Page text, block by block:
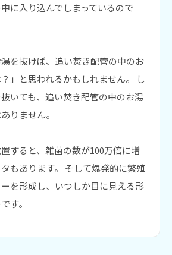
に入り込んでしまっているので
湯を抜けば、追い焚き配管の中のお
」と思われるかもしれません。 し
いても、追い焚き配管の中のお湯
りません。
すると、雑菌の数が100万倍に増
もあります。 そして爆発的に繁殖
を形成し、いつしか目に見える形
す。